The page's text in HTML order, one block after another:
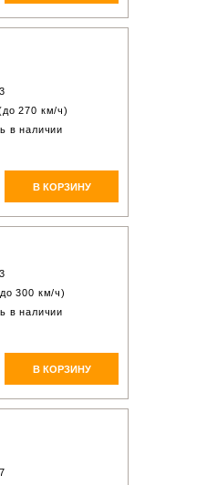
270 км/ч)
в наличии
В КОРЗИНУ
300 км/ч)
в наличии
В КОРЗИНУ